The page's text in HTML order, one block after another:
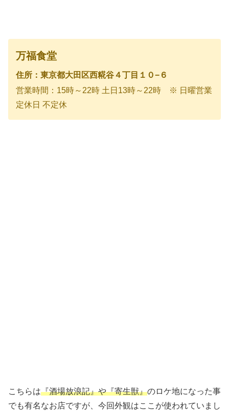
万福食堂
住所：東京都大田区西糀谷４丁目１０−６
営業時間：15時～22時 土日13時～22時 ※ 日曜営業
定休日 不定休
こちらは『酒場放浪記』や『寄生獣』のロケ地になった事
でも有名なお店ですが、今回外観はここが使われていまし